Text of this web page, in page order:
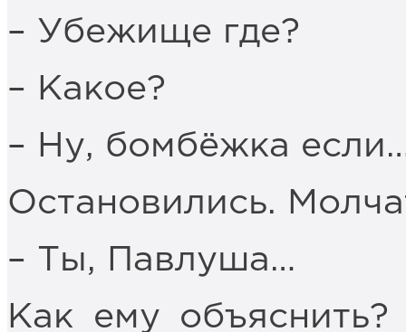
– Убежище где?
– Какое?
– Ну, бомбёжка
Остановились.
– Ты, Павлуша…
Как ему